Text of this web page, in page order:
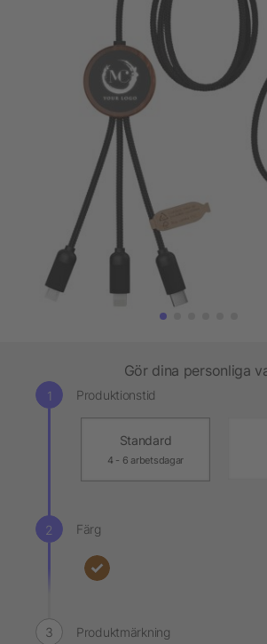
Gör dina personliga
Produktionstid
Standard
4 - 6 arbetsdagar
Färg
Produktmärkning